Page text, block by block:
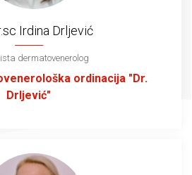
Irdina Drljević
dermatovenerolog
ordinacija "Dr.
Drljević"